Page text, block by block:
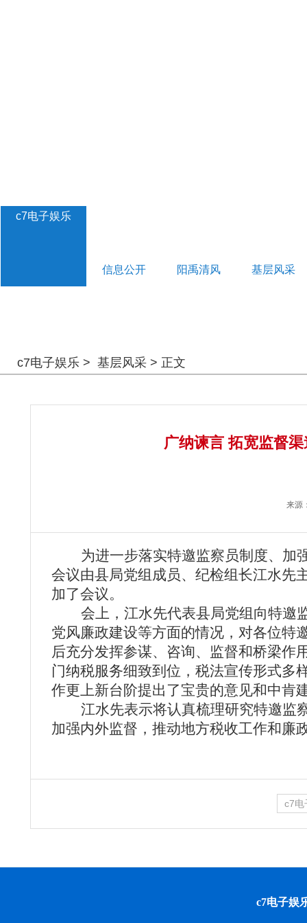
c7电子娱乐
信息公开 阳禹清风 基层风采
c7电子娱乐 > 基层风采 > 正文
广纳谏言 拓宽监督
来源
为进一步落实特邀监察员制度、加
会议由县局党组成员、纪检组长江水先
加了会议。
会上，江水先代表县局党组向特邀
党风廉政建设等方面的情况，对各位特
后充分发挥参谋、咨询、监督和桥梁作
门纳税服务细致到位，税法宣传形式多
作更上新台阶提出了宝贵的意见和中肯
江水先表示将认真梳理研究特邀监
加强内外监督，推动地方税收工作和廉
c7电
c7电子娱